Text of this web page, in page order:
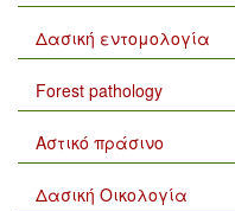
Δασική εντομολογία
Forest pathology
Αστικό πράσινο
Δασική Οικολογία